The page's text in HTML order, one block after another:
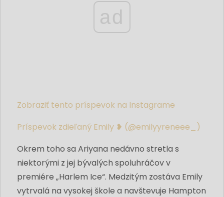
ad
Zobraziť tento príspevok na Instagrame
Príspevok zdieľaný Emily ❥ (@emilyyreneee_)
Okrem toho sa Ariyana nedávno stretla s
niektorými z jej bývalých spoluhráčov v
premiére „Harlem Ice“. Medzitým zostáva Emily
vytrvalá na vysokej škole a navštevuje Hampton